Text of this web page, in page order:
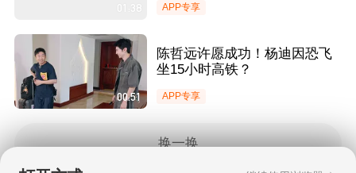
01:38 APP专享
00:51
陈哲远许愿成功！杨迪因恐飞
坐15小时高铁？
APP专享
换一换